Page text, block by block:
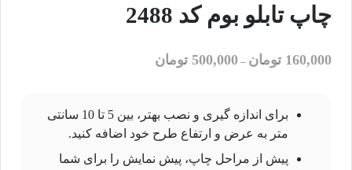
چاپ تابلو بوم کد 2488
160,000 تومان –
500,000 تومان
برای اندازه گیری و نصب بهتر، بین 5 تا 10 سانتی
متر به عرض و ارتفاع طرح خود اضافه کنید.
پیش از مراحل چاپ، پیش نمایش را برای شما